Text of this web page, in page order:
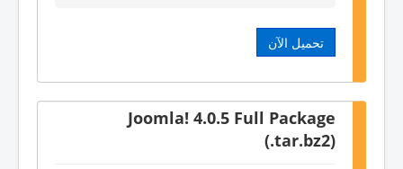
تحميل الآن
Joomla! 4.0.5 Full Package
(.tar.bz2)